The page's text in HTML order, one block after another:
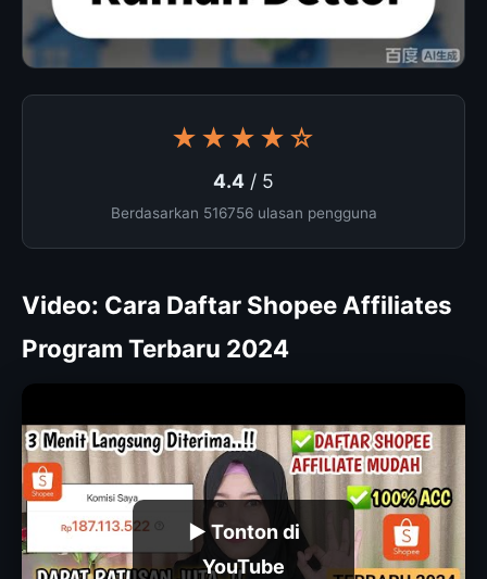
★★★★☆
4.4 / 5
Berdasarkan 516756 ulasan pengguna
Video: Cara Daftar Shopee Affiliates
Program Terbaru 2024
▶ Tonton di
YouTube